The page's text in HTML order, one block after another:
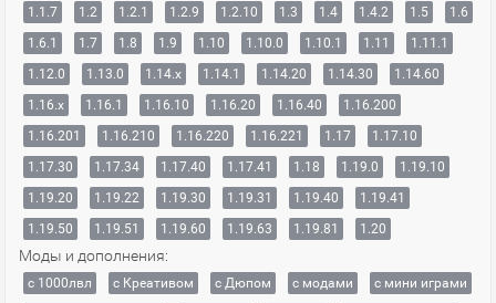
1.1.7
1.2 1.2.1 1.2.9 1.2.10 1.3 1.4 1.4.2 1.5
1.6
1.6.1
1.7 1.8 1.9 1.10 1.10.0 1.10.1 1.11
1.11.1
1.12.0
1.13.0 1.14.x 1.14.1 1.14.20 1.14.30
1.14.60
1.16.x
1.16.1 1.16.10 1.16.20 1.16.40
1.16.200
1.16.201
1.16.210 1.16.220 1.16.221 1.17
1.17.10
1.17.30
1.17.34 1.17.40 1.17.41 1.18 1.19.0
1.19.10
1.19.20
1.19.22 1.19.30 1.19.31 1.19.40
1.19.41
1.19.50
1.19.51 1.19.60 1.19.63 1.19.81 1.20
Моды и дополнения:
с 1000лвл c Креативом с Дюпом с модами
с мини играми